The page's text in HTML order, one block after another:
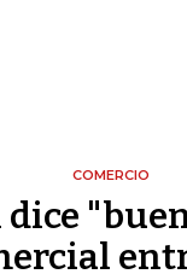
COMERCIO